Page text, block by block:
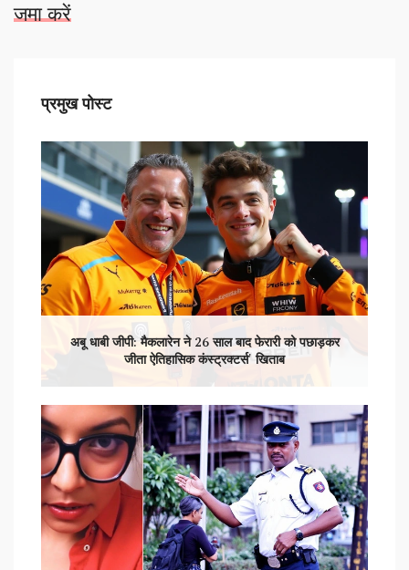
जमा करें
प्रमुख पोस्ट
अबू धाबी जीपी: मैकलारेन ने 26 साल बाद फेरारी को पछाड़कर
जीता ऐतिहासिक कंस्ट्रक्टर्स' खिताब